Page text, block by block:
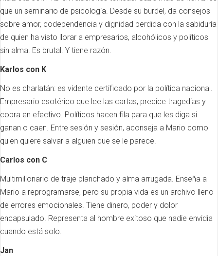
que un seminario de psicología. Desde su burdel, da consejos
sobre amor, codependencia y dignidad perdida con la sabiduría
de quien ha visto llorar a empresarios, alcohólicos y políticos
sin alma. Es brutal. Y tiene razón.
Karlos con K
No es charlatán: es vidente certificado por la política nacional.
Empresario esotérico que lee las cartas, predice tragedias y
cobra en efectivo. Políticos hacen fila para que les diga si
ganan o caen. Entre sesión y sesión, aconseja a Mario como
quien quiere salvar a alguien que se le parece.
Carlos con C
Multimillonario de traje planchado y alma arrugada. Enseña a
Mario a reprogramarse, pero su propia vida es un archivo lleno
de errores emocionales. Tiene dinero, poder y dolor
encapsulado. Representa al hombre exitoso que nadie envidia
cuando está solo.
Jan